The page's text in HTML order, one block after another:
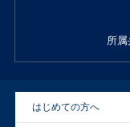
所属
はじめての方へ